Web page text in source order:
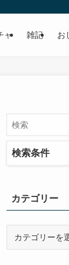
ポ生活
ャ 雑記 お
検索条件
カテゴリー